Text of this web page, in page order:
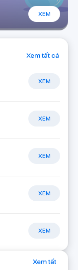
XEM
Xem tất cả
XEM
XEM
XEM
XEM
XEM
Xem tất